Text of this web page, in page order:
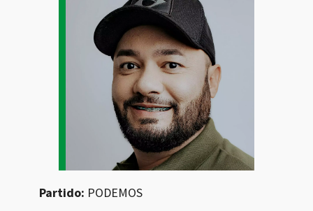
Partido: PODEMOS